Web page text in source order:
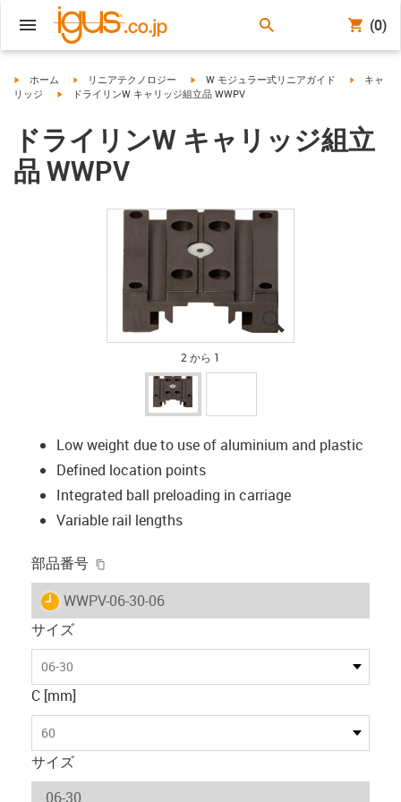
(0)
igus-icon-arrow-right
ホーム igus-icon-arrow-right
リニアテクノロジー igus-icon-arrow-right
W モジュラー式リニアガイド igus-
キャ
リッジ
igus-icon-arrow-right
ドライリンW キャリッジ組立品 WWPV
ドライリンW キャリッジ組立
品 WWPV
2 から 1
Low weight due to use of aluminium and plastic
Defined location points
Integrated ball preloading in carriage
Variable rail lengths
部品番号
igus-icon-lieferzeit
WWPV-06-30-06
サイズ
06-30
C [mm]
60
サイズ